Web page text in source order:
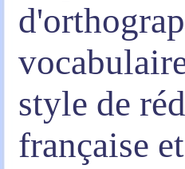
style de
française